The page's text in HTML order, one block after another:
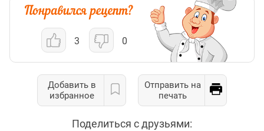
3 0
Добавить в
избранное
Отправить на
печать
Поделиться с друзьями: